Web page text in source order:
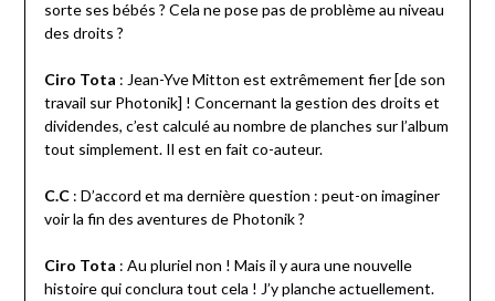
sorte ses bébés ? Cela ne pose pas de problème au niveau
des droits ?
Ciro Tota : Jean-Yve Mitton est extrêmement fier [de son
travail sur Photonik] ! Concernant la gestion des droits et
dividendes, c’est calculé au nombre de planches sur l’album
tout simplement. Il est en fait co-auteur.
C.C : D’accord et ma dernière question : peut-on imaginer
voir la fin des aventures de Photonik ?
Ciro Tota : Au pluriel non ! Mais il y aura une nouvelle
histoire qui conclura tout cela ! J’y planche actuellement.